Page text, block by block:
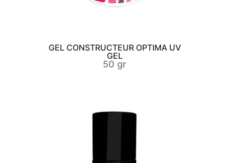
GEL CONSTRUCTEUR OPTIMA UV
GEL
50 gr